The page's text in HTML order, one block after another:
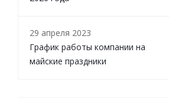
29 апреля 2023
График работы компании на
майские праздники